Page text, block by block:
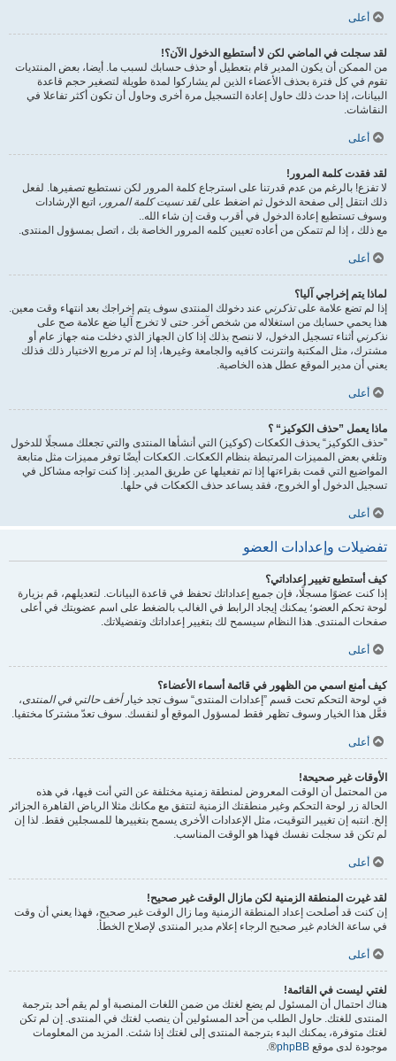
أعلى
لقد سجلت في الماضي لكن لا أستطيع الدخول الآن؟!
من الممكن أن يكون المدير قام بتعطيل أو حذف حسابك لسبب ما. أيضا، بعض المنتديات
تقوم في كل فترة بحذف الأعضاء الذين لم يشاركوا لمدة طويلة لتصغير حجم قاعدة
البيانات، إذا حدث ذلك حاول إعادة التسجيل مرة أخرى وحاول أن تكون أكثر تفاعلا في
النقاشات.
أعلى
لقد فقدت كلمة المرور!
لا تفزع! بالرغم من عدم قدرتنا على استرجاع كلمة المرور لكن نستطيع تصفيرها. لفعل
ذلك انتقل إلى صفحة الدخول ثم اضغط علىلقد نسيت كلمة المرور ، اتبع الإرشادات
وسوف تستطيع إعادة الدخول في أقرب وقت إن شاء الله..
مع ذلك ، إذا لم تتمكن من أعاده تعيين كلمه المرور الخاصة بك ، اتصل بمسؤول المنتدى.
أعلى
لماذا يتم إخراجي آليا؟
إذا لم تضع علامة علىتذكرني عند دخولك المنتدى سوف يتم إخراجك بعد انتهاء وقت معين.
هذا يحمي حسابك من استغلاله من شخص آخر. حتى لا تخرج آليا ضع علامة صح على
تذكرني أثناء تسجيل الدخول، لا ننصح بذلك إذا كان الجهاز الذي دخلت منه جهاز عام أو
مشترك، مثل المكتبة وانترنت كافيه والجامعة وغيرها، إذا لم تر مربع الاختيار ذلك فذلك
يعني أن مدير الموقع عطل هذه الخاصية.
أعلى
ماذا يعمل ”حذف الكوكيز“ ؟
”حذف الكوكيز“ يحذف الكعكات (كوكيز) التي أنشأها المنتدى والتي تجعلك مسجلًا للدخول
وتلغي بعض المميزات المرتبطة بنظام الكعكات. الكعكات أيضًا توفر مميزات مثل متابعة
المواضيع التي قمت بقراءتها إذا تم تفعيلها عن طريق المدير. إذا كنت تواجه مشاكل في
تسجيل الدخول أو الخروج، فقد يساعد حذف الكعكات في حلها.
أعلى
تفضيلات وإعدادات العضو
كيف أستطيع تغيير إعداداتي؟
إذا كنت عضوًا مسجلًا، فإن جميع إعداداتك تحفظ في قاعدة البيانات. لتعديلهم، قم بزيارة
لوحة تحكم العضو؛ يمكنك إيجاد الرابط في الغالب بالضغط على اسم عضويتك في أعلى
صفحات المنتدى. هذا النظام سيسمح لك بتغيير إعداداتك وتفضيلاتك.
أعلى
كيف أمنع اسمي من الظهور في قائمة أسماء الأعضاء؟
في لوحة التحكم تحت قسم ”إعدادات المنتدى“ سوف تجد خيارأخف حالتي في المنتدى،
فعَّل هذا الخيار وسوف تظهر فقط لمسؤول الموقع أو لنفسك. سوف تعدّ مشتركا مختفيا.
أعلى
الأوقات غير صحيحة!
من المحتمل أن الوقت المعروض لمنطقة زمنية مختلفة عن التي أنت فيها، في هذه
الحالة زر لوحة التحكم وغير منطقتك الزمنية لتتفق مع مكانك مثلا الرياض القاهرة الجزائر
إلخ. انتبه إن تغيير التوقيت، مثل الإعدادات الأخرى يسمح بتغييرها للمسجلين فقط. لذا إن
لم تكن قد سجلت نفسك فهذا هو الوقت المناسب.
أعلى
لقد غيرت المنطقة الزمنية لكن مازال الوقت غير صحيح!
إن كنت قد أصلحت إعداد المنطقة الزمنية وما زال الوقت غير صحيح، فهذا يعني أن وقت
في ساعة الخادم غير صحيح الرجاء إعلام مدير المنتدى لإصلاح الخطأ.
أعلى
لغتي ليست في القائمة!
هناك احتمال أن المسئول لم يضع لغتك من ضمن اللغات المنصبة أو لم يقم أحد بترجمة
المنتدى للغتك. حاول الطلب من أحد المسئولين أن ينصب لغتك في المنتدى. إن لم تكن
لغتك متوفرة، يمكنك البدء بترجمة المنتدى إلى لغتك إذا شئت. المزيد من المعلومات
موجودة لدى موقع phpBB
®.